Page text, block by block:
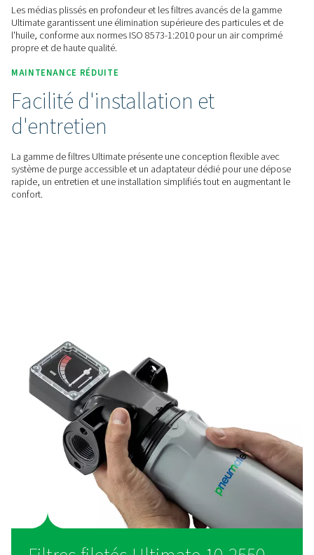
durables
La gamme Ultimate 10-2550 est dotée d'une filtration et
optimisation du débit avancées, réduisant ainsi les pertes
d'exploitation et permet des économies durables.
FIABILITÉ DES PERFORMANCES
Filtration avancée pour un
pur
Facilité d'installation et
d'entretien
La gamme de filtres Ultimate présente une conception
système de purge accessible et un adaptateur dédié pour
rapide, un entretien et une installation simplifiés tout en